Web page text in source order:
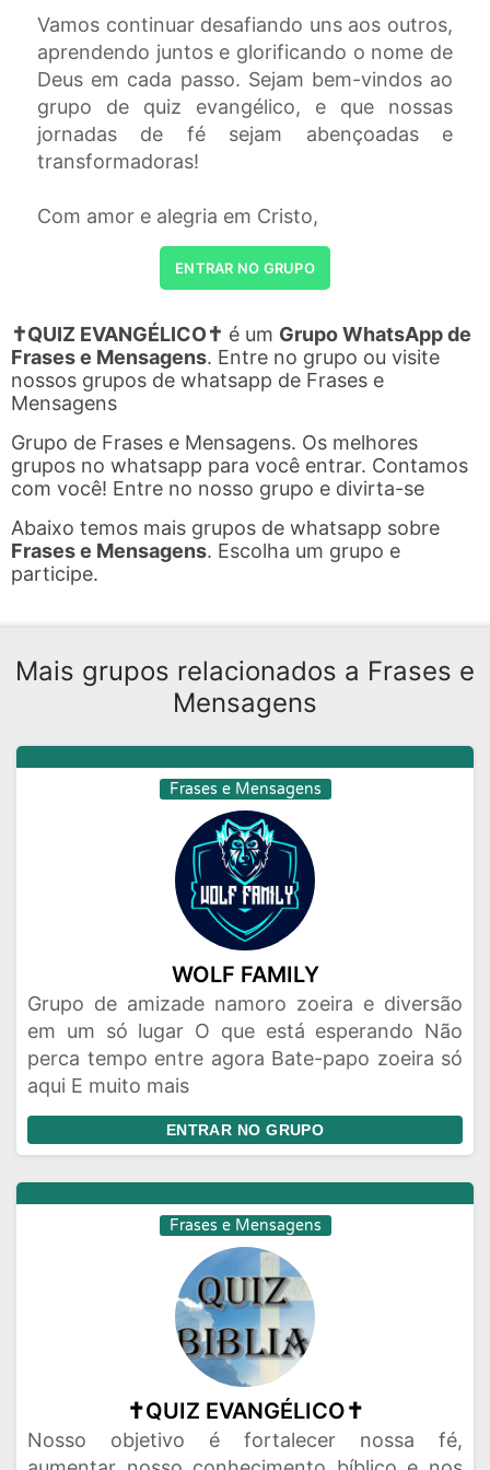
Vamos continuar desafiando uns aos outros,
aprendendo juntos e glorificando o nome de
Deus em cada passo. Sejam bem-vindos ao
grupo de quiz evangélico, e que nossas
jornadas de fé sejam abençoadas e
transformadoras!
Com amor e alegria em Cristo,
ENTRAR NO GRUPO
✝️QUIZ EVANGÉLICO✝️ é um Grupo WhatsApp de
Frases e Mensagens. Entre no grupo ou visite
nossos grupos de whatsapp de Frases e
Mensagens
Grupo de Frases e Mensagens. Os melhores
grupos no whatsapp para você entrar. Contamos
com você! Entre no nosso grupo e divirta-se
Abaixo temos mais grupos de whatsapp sobre
Frases e Mensagens. Escolha um grupo e
participe.
Mais grupos relacionados a Frases e
Mensagens
Frases e Mensagens
WOLF FAMILY
Grupo de amizade namoro zoeira e diversão
em um só lugar O que está esperando Não
perca tempo entre agora Bate-papo zoeira só
aqui E muito mais
ENTRAR NO GRUPO
Frases e Mensagens
✝️QUIZ EVANGÉLICO✝️
Nosso objetivo é fortalecer nossa fé,